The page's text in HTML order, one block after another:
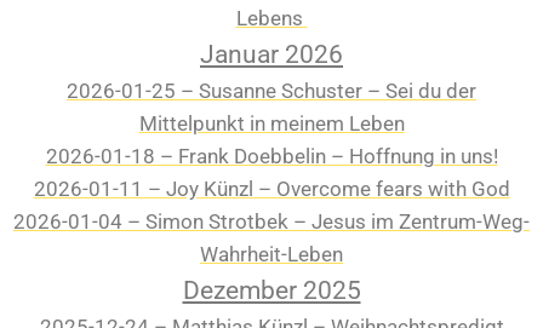
Lebens
Januar 2026
2026-01-25 – Susanne Schuster – Sei du der
Mittelpunkt in meinem Leben
2026-01-18 – Frank Doebbelin – Hoffnung in uns!
2026-01-11 – Joy Künzl – Overcome fears with God
2026-01-04 – Simon Strotbek – Jesus im Zentrum-Weg-
Wahrheit-Leben
Dezember 2025